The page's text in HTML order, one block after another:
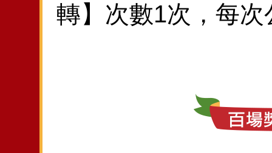
轉】次數1次，每